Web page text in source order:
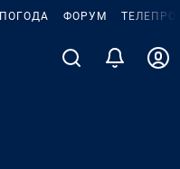
ПОГОДА ФОРУМ